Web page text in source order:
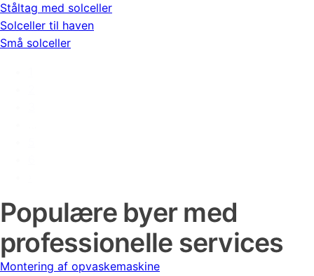
Ståltag med solceller
Solceller til haven
Små solceller
Populære byer med
professionelle services
Montering af opvaskemaskine